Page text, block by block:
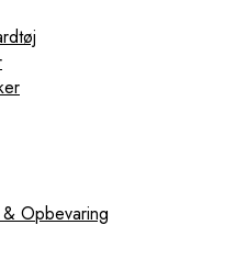
Opbevaring